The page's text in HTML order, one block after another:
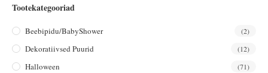
Tootekategooriad
Beebipidu/BabyShower (2)
Dekoratiivsed Puurid (12)
Halloween (71)